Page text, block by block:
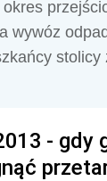
wywóz
stolicy
- gdy